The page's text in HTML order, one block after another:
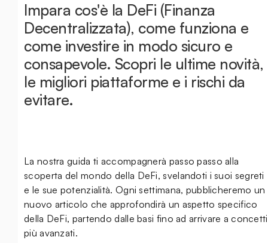
Impara cos'è la DeFi (Finanza
Decentralizzata), come funziona e
come investire in modo sicuro e
consapevole. Scopri le ultime novità,
le migliori piattaforme e i rischi da
evitare.
La nostra guida ti accompagnerà passo passo alla
scoperta del mondo della DeFi, svelandoti i suoi segreti
e le sue potenzialità. Ogni settimana, pubblicheremo un
nuovo articolo che approfondirà un aspetto specifico
della DeFi, partendo dalle basi fino ad arrivare a concetti
più avanzati.